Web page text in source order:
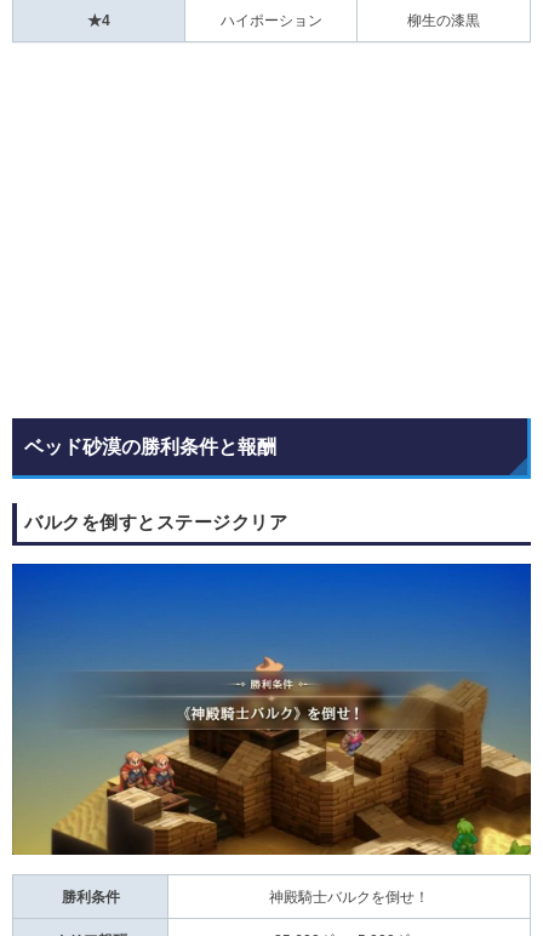
★4 ハイポーション 柳生の漆黒
ベッド砂漠の勝利条件と報酬
バルクを倒すとステージクリア
勝利条件 神殿騎士バルクを倒せ！